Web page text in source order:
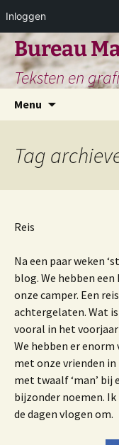
Inloggen
Ga
naar
inhoud
Bureau
Teksten en
Menu
Tag
Reis
Na een paar weken
blog. We hebben
onze camper. Een
achtergelaten. Wat
vooral in het
We hebben er
met onze vrienden
met twaalf ‘man’ bij
bijzonder noemen. Ik
de dagen vlogen om.